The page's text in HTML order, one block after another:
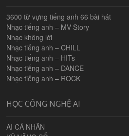
3600 từ vựng tiếng anh 66 bài hát
Nhạc tiếng anh – MV Story
Nhạc không lời
Nhạc tiếng anh – CHILL
Nhạc tiếng anh – HITs
Nhạc tiếng anh – DANCE
Nhạc tiếng anh – ROCK
HỌC CÔNG NGHỆ AI
AI CÁ NHÂN